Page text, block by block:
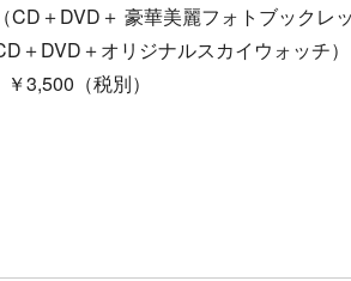
CD＋DVD＋ 豪華美麗フォトブックレ
DVD＋オリジナルスカイウォッチ
（税別）